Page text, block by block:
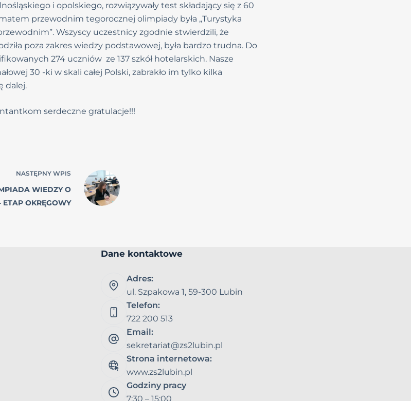
i opolskiego, rozwiązywały test składający się z 60
przewodnim tegorocznej olimpiady była „Turystyka
Wszyscy uczestnicy zgodnie stwierdzili, że
poza zakres wiedzy podstawowej, była bardzo trudna. Do
274 uczniów ze 137 szkół hotelarskich. Nasze
30 -ki w skali całej Polski, zabrakło im tylko kilka
dalej.
serdeczne gratulacje!!!
NASTĘPNY WPIS
WIEDZY O
ETAP OKRĘGOWY
Dane kontaktowe
Adres:
ul. Szpakowa 1, 59-300 Lubin
Telefon:
722 200 513
Email:
sekretariat@zs2lubin.pl
Strona internetowa:
www.zs2lubin.pl
Godziny pracy
7:30 – 15:00